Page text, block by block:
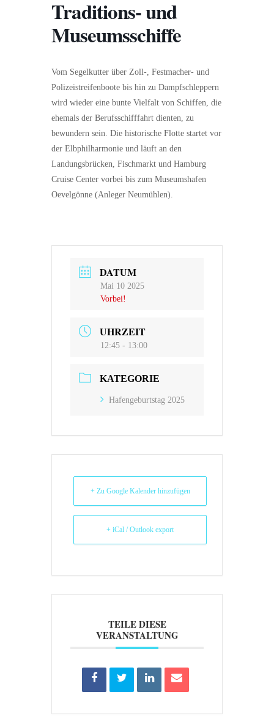
Traditions- und
Museumsschiffe
Vom Segelkutter über Zoll-, Festmacher- und
Polizeistreifenboote bis hin zu Dampfschleppern
wird wieder eine bunte Vielfalt von Schiffen, die
ehemals der Berufsschifffahrt dienten, zu
bewundern sein. Die historische Flotte startet vor
der Elbphilharmonie und läuft an den
Landungsbrücken, Fischmarkt und Hamburg
Cruise Center vorbei bis zum Museumshafen
Oevelgönne (Anleger Neumühlen).
DATUM
Mai 10 2025
Vorbei!
UHRZEIT
12:45 - 13:00
KATEGORIE
Hafengeburtstag 2025
+ Zu Google Kalender hinzufügen
+ iCal / Outlook export
TEILE DIESE
VERANSTALTUNG